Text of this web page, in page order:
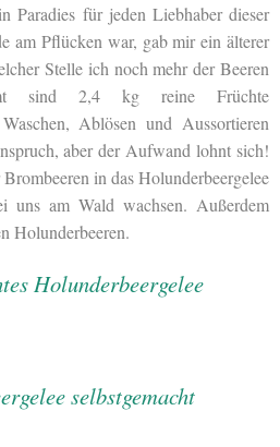
Paradies für jeden Liebhaber dieser
am Pflücken war, gab mir ein älterer
Stelle ich noch mehr der Beeren
sind 2,4 kg reine Früchte
Ablösen und Aussortieren
aber der Aufwand lohnt sich!
in das Holunderbeergelee
uns am Wald wachsen. Außerdem
Holunderbeeren.